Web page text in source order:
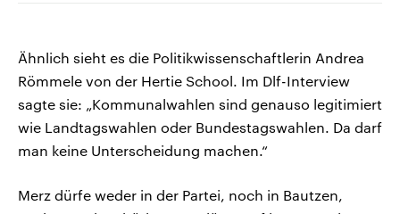
Ähnlich sieht es die Politikwissenschaftlerin Andrea
Römmele von der Hertie School. Im Dlf-Interview
sagte sie: „Kommunalwahlen sind genauso legitimiert
wie Landtagswahlen oder Bundestagswahlen. Da darf
man keine Unterscheidung machen.“
Merz dürfe weder in der Partei, noch in Bautzen,